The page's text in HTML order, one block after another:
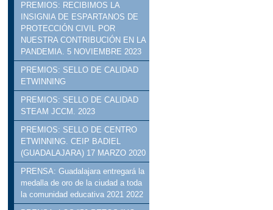
PREMIOS: RECIBIMOS LA
INSIGNIA DE ESPARTANOS DE
PROTECCIÓN CIVIL POR
NUESTRA CONTRIBUCIÓN EN LA
PANDEMIA. 5 NOVIEMBRE 2023
PREMIOS: SELLO DE CALIDAD
ETWINNING
PREMIOS: SELLO DE CALIDAD
STEAM JCCM. 2023
PREMIOS: SELLO DE CENTRO
ETWINNING. CEIP BADIEL
(GUADALAJARA) 17 MARZO 2020
PRENSA: Guadalajara entregará la
medalla de oro de la ciudad a toda
la comunidad educativa 2021 2022